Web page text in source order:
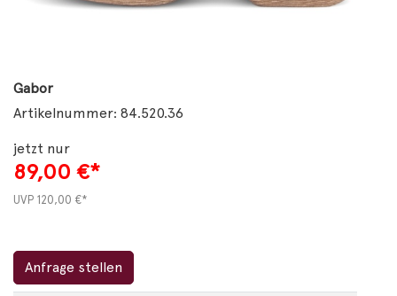
Gabor
Artikelnummer: 84.520.36
jetzt nur
89,00 €*
UVP 120,00 €*
Anfrage stellen